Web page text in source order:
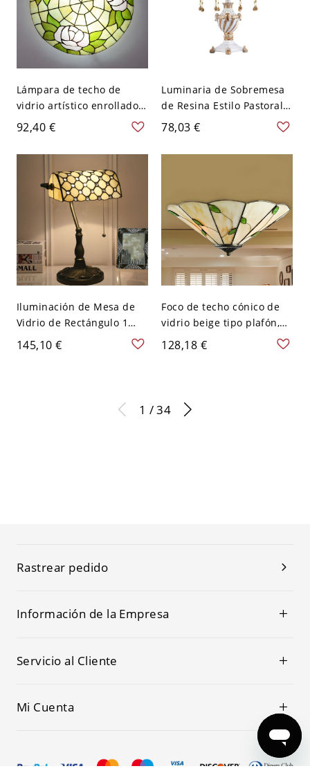
Lámpara de techo de
vidrio artístico enrollado a
mano en estilo Tiffany
110 A 120 V 30,48 cm
92,40 €
Luminaria de Sobremesa
de Resina Estilo Pastoral
Iluminación de Mesita 1
Tela de Domo en Beige -
78,03 €
Iluminación de Mesa de
Vidrio de Rectángulo 1
Bombilla Lámpara de
Noche Tiffany para Banco
145,10 €
Foco de techo cónico de
vidrio beige tipo plafón,
estilo mediterráneo, 3
luces, con patrón de hojas
128,18 €
1 / 34
Rastrear pedido
Información de la Empresa
Servicio al Cliente
Mi Cuenta